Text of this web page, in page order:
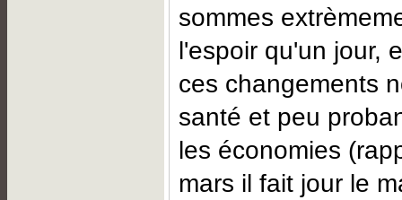
sommes
l'espoir qu'un jour,
ces changements
santé et peu
les économies
mars il fait jour le